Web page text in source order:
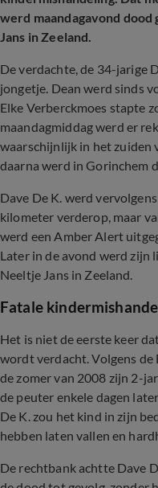
werd maandagavond
Jans in Zeeland.
De verdachte, de 34-jarige
jongetje. Dean werd sinds
Elke Verberckmoes stapte
maandagmiddag werd er
waarschijnlijk in het zuiden
daarna werd in Gorinchem
Dave De K. werd
kilometer verderop, maar
werd een Amber Alert
Later in de avond werd zijn
Neeltje Jans in Zeeland.
Fatale
Het is niet de eerste keer
wordt verdacht. Volgens
de zomer van 2008 zijn 2-
de peuter enkele dagen
De K. zou het kind in zijn
hebben laten vallen en
De rechtbank achtte Dave